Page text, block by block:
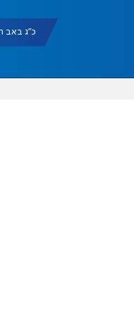
כ"ג באב תשפ"ו